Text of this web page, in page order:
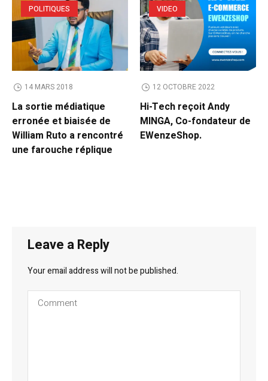
POLITIQUES
14 MARS 2018
La sortie médiatique
erronée et biaisée de
William Ruto a rencontré
une farouche réplique
VIDEO
12 OCTOBRE 2022
Hi-Tech reçoit Andy
MINGA, Co-fondateur de
EWenzeShop.
Leave a Reply
Your email address will not be published.